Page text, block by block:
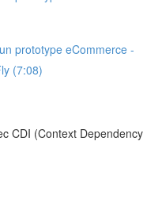
prototype eCommerce -
(7:08)
CDI (Context Dependency